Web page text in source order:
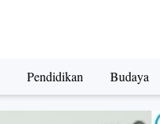
Pendidikan Budaya